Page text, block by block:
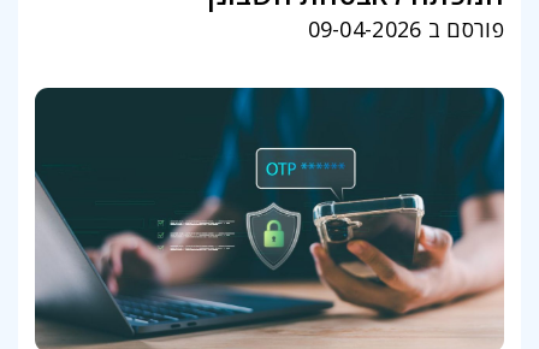
פורסם ב 09-04-2026